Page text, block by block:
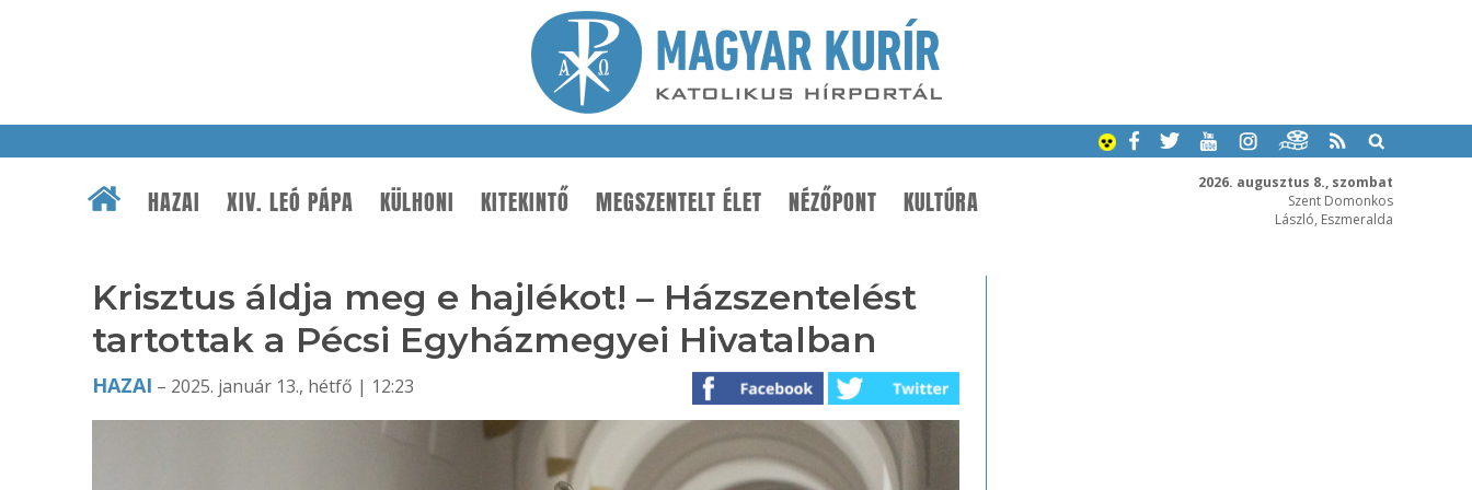
2026. augusztus 8., szombat
Szent Domonkos
László, Eszmeralda
HAZAI XIV. LEÓ PÁPA KÜLHONI KITEKINTŐ MEGSZENTELT ÉLET NÉZŐPONT KULTÚRA
Krisztus áldja meg e hajlékot! – Házszentelést
tartottak a Pécsi Egyházmegyei Hivatalban
HAZAI – 2025. január 13., hétfő | 12:23